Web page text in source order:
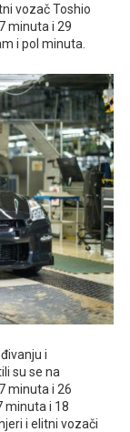
vozač Toshio
minuta i 29
i pol minuta.
i
su se na
minuta i 26
minuta i 18
i elitni vozači